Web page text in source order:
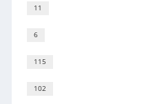
11
6
115
102